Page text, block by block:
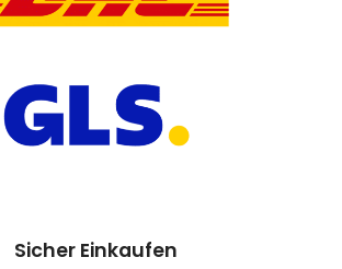
Sicher Einkaufen